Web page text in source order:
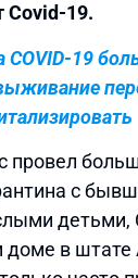
Covid-19.
19
провел
с
детьми,
доме в штате